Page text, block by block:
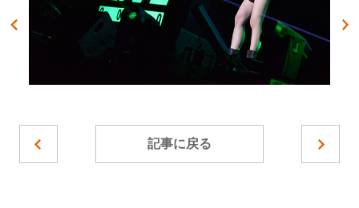
記事に戻る